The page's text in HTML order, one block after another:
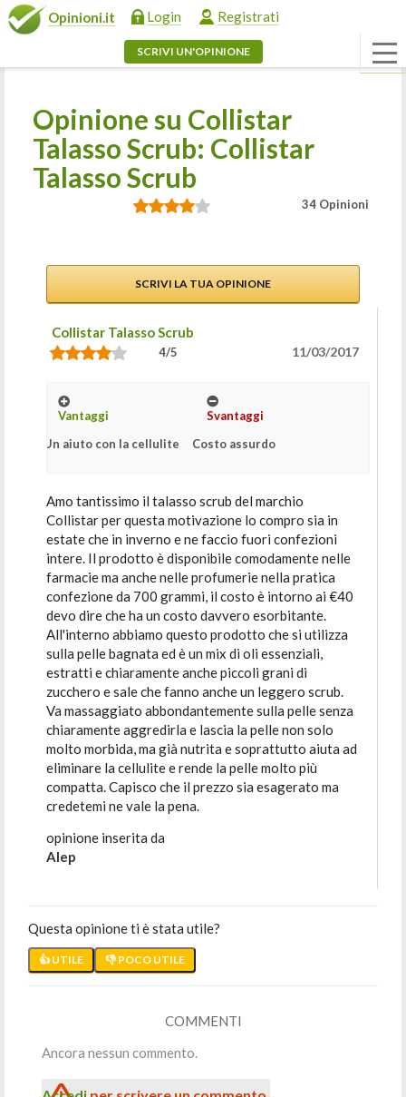
Opinioni.it Login Registrati
SCRIVI UN'OPINIONE
Opinione su Collistar
Talasso Scrub: Collistar
Talasso Scrub
34 Opinioni
SCRIVI LA TUA OPINIONE
Collistar Talasso Scrub
4/5 11/03/2017
Vantaggi
Un aiuto con la cellulite
Svantaggi
Costo assurdo
Amo tantissimo il talasso scrub del marchio
Collistar per questa motivazione lo compro sia in
estate che in inverno e ne faccio fuori confezioni
intere. Il prodotto è disponibile comodamente nelle
farmacie ma anche nelle profumerie nella pratica
confezione da 700 grammi, il costo è intorno ai €40
devo dire che ha un costo davvero esorbitante.
All'interno abbiamo questo prodotto che si utilizza
sulla pelle bagnata ed è un mix di oli essenziali,
estratti e chiaramente anche piccoli grani di
zucchero e sale che fanno anche un leggero scrub.
Va massaggiato abbondantemente sulla pelle senza
chiaramente aggredirla e lascia la pelle non solo
molto morbida, ma già nutrita e soprattutto aiuta ad
eliminare la cellulite e rende la pelle molto più
compatta. Capisco che il prezzo sia esagerato ma
credetemi ne vale la pena.
opinione inserita da
Alep
Questa opinione ti è stata utile?
👍 UTILE 👎 POCO UTILE
COMMENTI
Ancora nessun commento.